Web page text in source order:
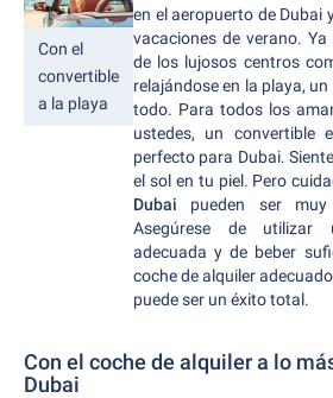
Con el
convertible
a la playa
en el aeropuerto de Dubai
vacaciones de verano.
de los lujosos centros
relajándose en la playa,
todo. Para todos los
ustedes, un convertible
perfecto para Dubai.
el sol en tu piel. Pero
Dubai pueden ser muy
Asegúrese de utilizar
adecuada y de beber
coche de alquiler
puede ser un éxito total.
Con el coche de alquiler a lo
Dubai